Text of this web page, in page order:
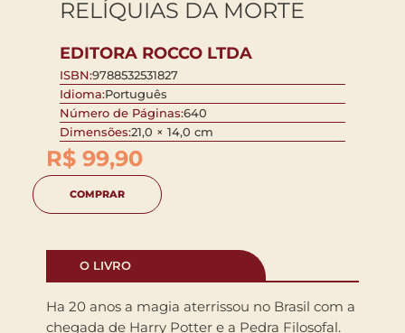
RELÍQUIAS DA MORTE
EDITORA ROCCO LTDA
ISBN:9788532531827
Idioma:Português
Número de Páginas:640
Dimensões:21,0 × 14,0 cm
R$ 99,90
COMPRAR
O LIVRO
Ha 20 anos a magia aterrissou no Brasil com a
chegada de Harry Potter e a Pedra Filosofal.